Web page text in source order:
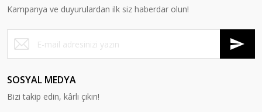
Kampanya ve duyurulardan ilk siz haberdar olun!
SOSYAL MEDYA
Bizi takip edin, kârlı çıkın!